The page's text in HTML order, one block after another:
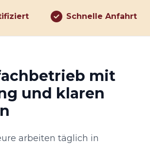
Schnelle Anfahrt
mit
und klaren
arbeiten täglich in